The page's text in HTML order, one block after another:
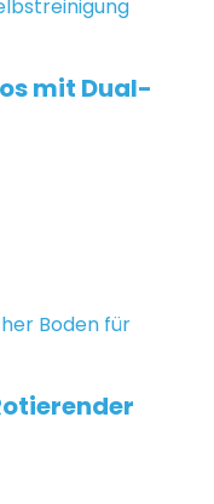
mit Dual-